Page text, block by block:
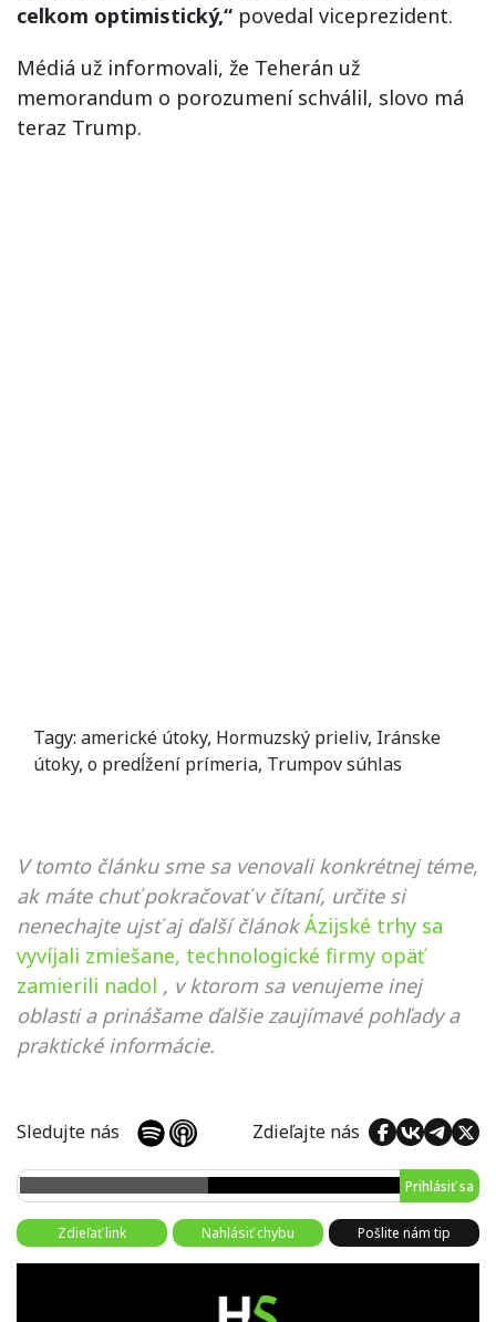
celkom optimistický,“ povedal viceprezident.
Médiá už informovali, že Teherán už
memorandum o porozumení schválil, slovo má
teraz Trump.
Tagy: americké útoky, Hormuzský prieliv, Iránske
útoky, o predĺžení prímeria, Trumpov súhlas
V tomto článku sme sa venovali konkrétnej téme,
ak máte chuť pokračovať v čítaní, určite si
nenechajte ujsť aj ďalší článok Ázijské trhy sa
vyvíjali zmiešane, technologické firmy opäť
zamierili nadol , v ktorom sa venujeme inej
oblasti a prinášame ďalšie zaujímavé pohľady a
praktické informácie.
Sledujte nás Zdieľajte nás
Prihlásiť sa
Zdieľať link Nahlásiť chybu Pošlite nám tip